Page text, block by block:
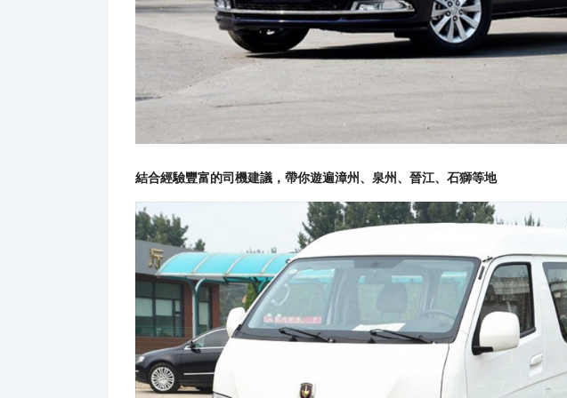
結合經驗豐富的司機建議，帶你遊遍漳州、泉州、晉江、石獅等地